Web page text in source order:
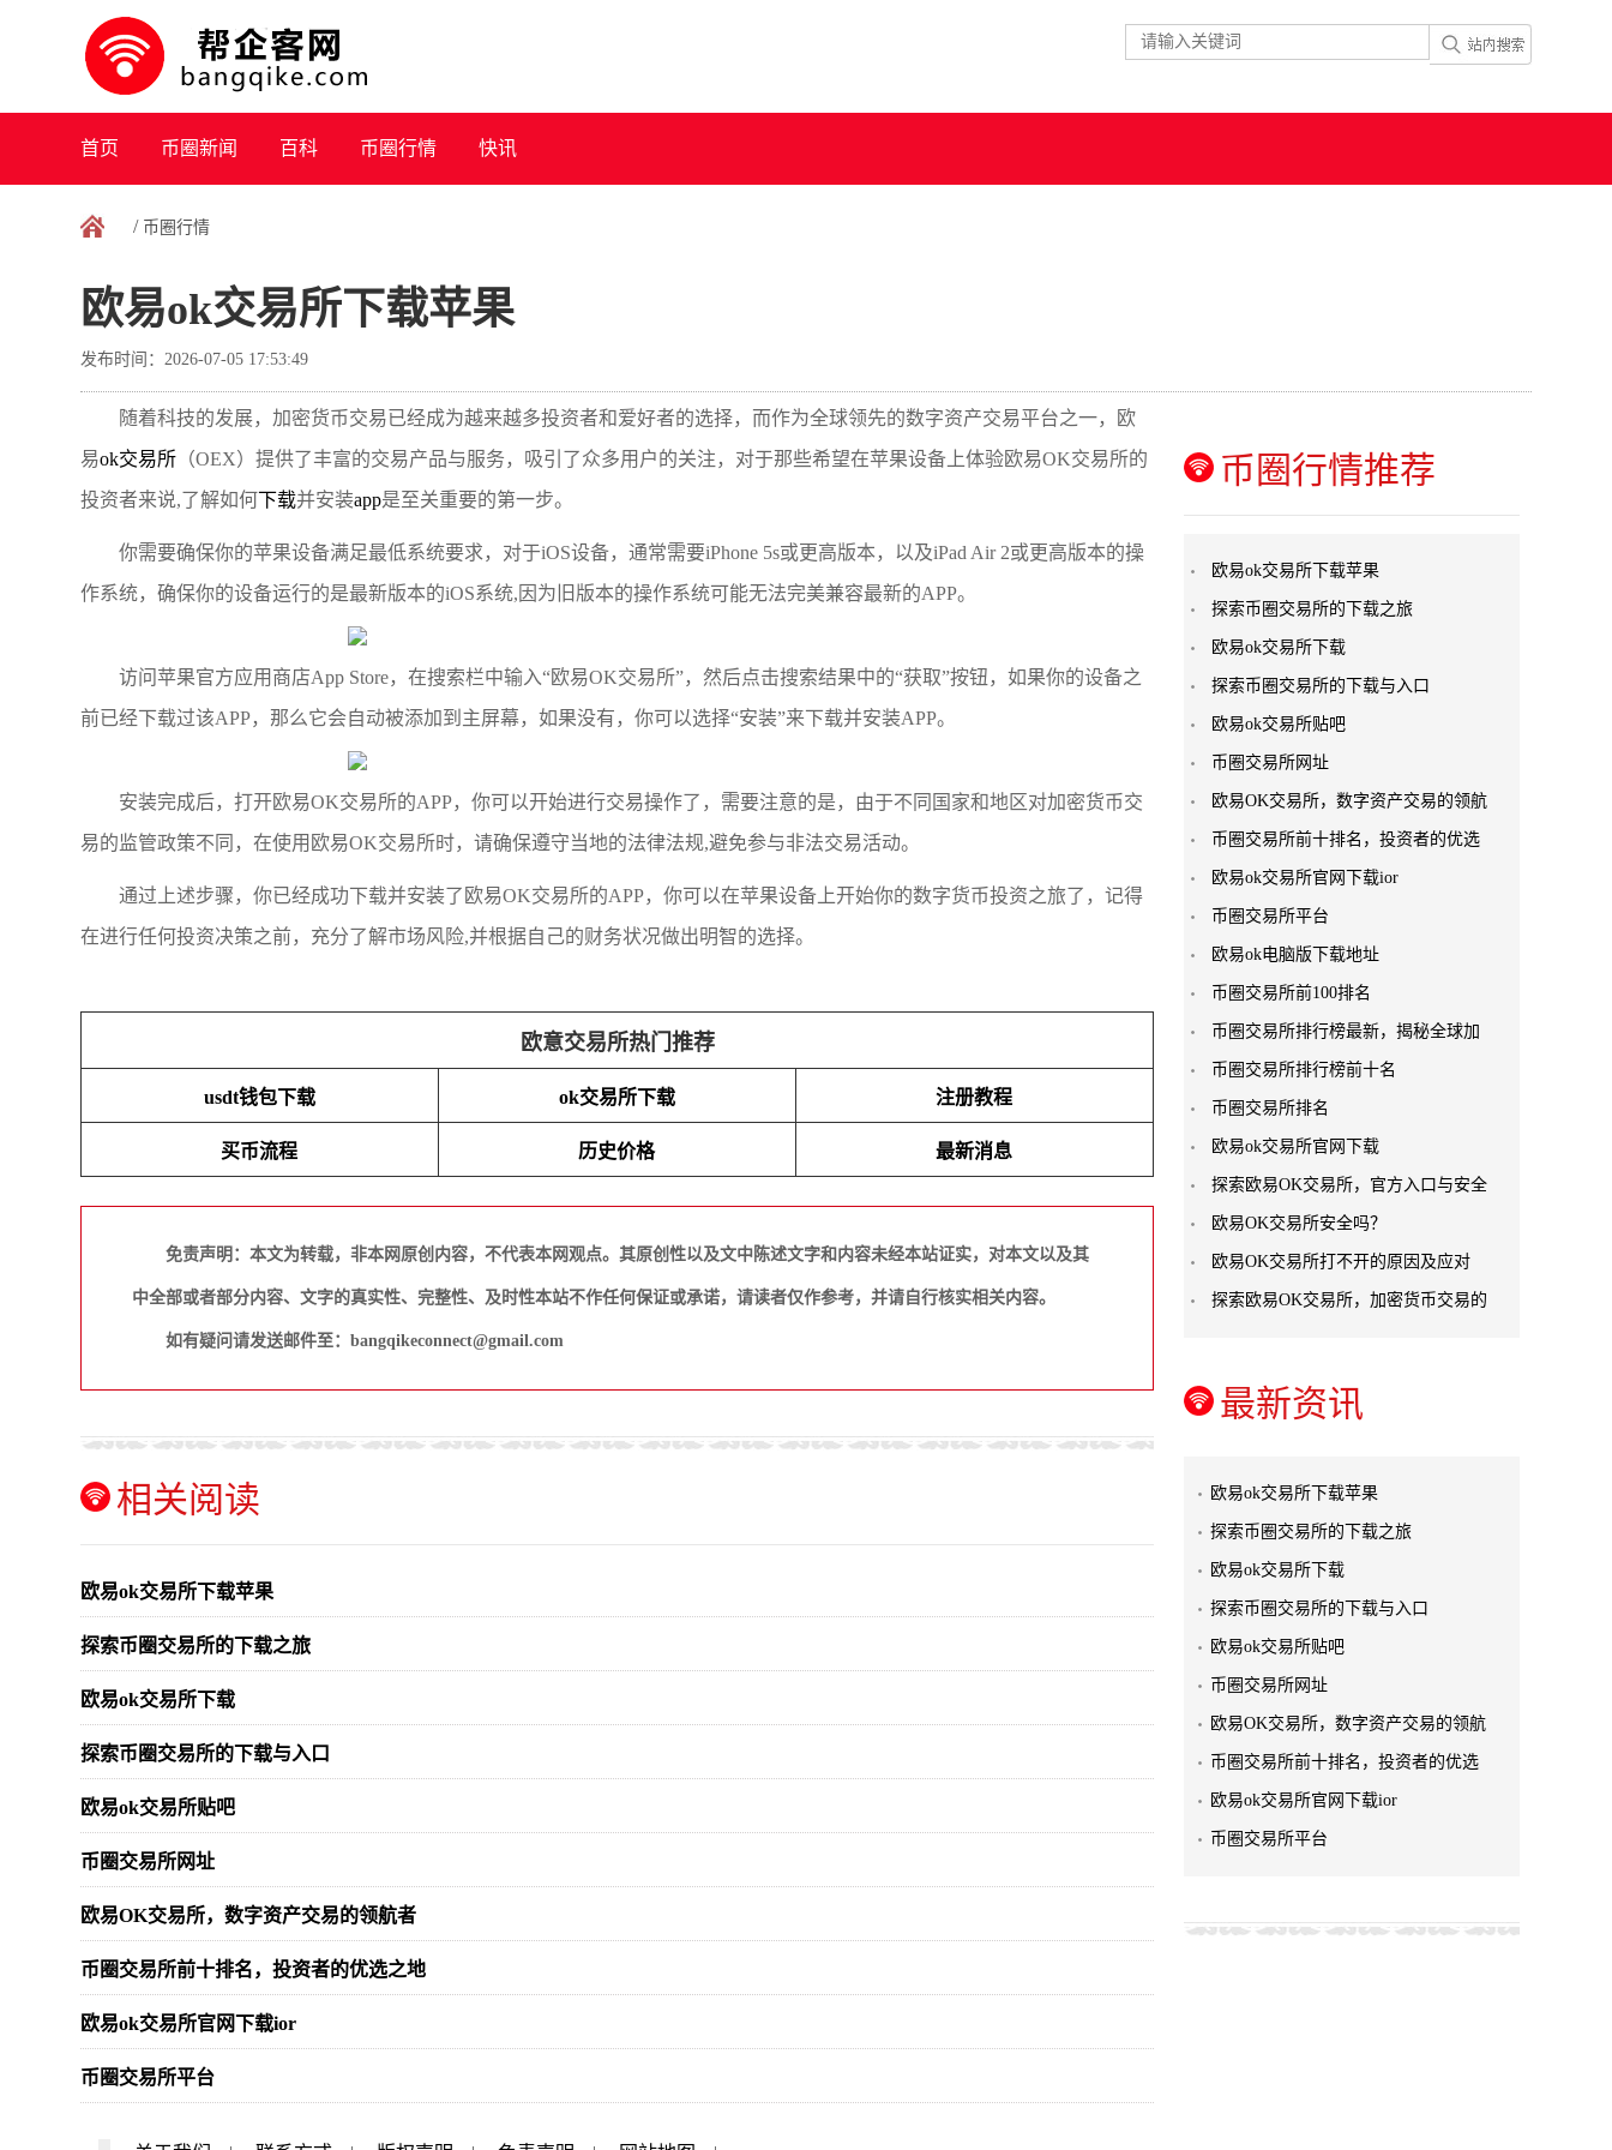
首页 币圈新闻 百科 币圈行情 快讯
/ 币圈行情
欧易ok交易所下载苹果
发布时间：2026-07-05 17:53:49
随着科技的发展，加密货币交易已经成为越来越多投资者和爱好者的选择，而作为全球领先的数字资产交易平台之一，欧
易ok交易所 （OEX）提供了丰富的交易产品与服务，吸引了众多用户的关注，对于那些希望在苹果设备上体验欧易OK交易所的
投资者来说,了解如何下载并安装app是至关重要的第一步。
你需要确保你的苹果设备满足最低系统要求，对于iOS设备，通常需要iPhone 5s或更高版本，以及iPad Air 2或更高版本的操
作系统，确保你的设备运行的是最新版本的iOS系统,因为旧版本的操作系统可能无法完美兼容最新的APP。
访问苹果官方应用商店App Store，在搜索栏中输入“欧易OK交易所”，然后点击搜索结果中的“获取”按钮，如果你的设备之
前已经下载过该APP，那么它会自动被添加到主屏幕，如果没有，你可以选择“安装”来下载并安装APP。
安装完成后，打开欧易OK交易所的APP，你可以开始进行交易操作了，需要注意的是，由于不同国家和地区对加密货币交
易的监管政策不同，在使用欧易OK交易所时，请确保遵守当地的法律法规,避免参与非法交易活动。
通过上述步骤，你已经成功下载并安装了欧易OK交易所的APP，你可以在苹果设备上开始你的数字货币投资之旅了，记得
在进行任何投资决策之前，充分了解市场风险,并根据自己的财务状况做出明智的选择。
欧意交易所热门推荐
usdt钱包下载 ok交易所下载 注册教程
买币流程 历史价格 最新消息
免责声明：本文为转载，非本网原创内容，不代表本网观点。其原创性以及文中陈述文字和内容未经本站证实，对本文以及其
中全部或者部分内容、文字的真实性、完整性、及时性本站不作任何保证或承诺，请读者仅作参考，并请自行核实相关内容。
如有疑问请发送邮件至：bangqikeconnect@gmail.com
相关阅读
欧易ok交易所下载苹果
探索币圈交易所的下载之旅
欧易ok交易所下载
探索币圈交易所的下载与入口
欧易ok交易所贴吧
币圈交易所网址
欧易OK交易所，数字资产交易的领航者
币圈交易所前十排名，投资者的优选之地
欧易ok交易所官网下载ior
币圈交易所平台
币圈行情推荐
欧易ok交易所下载苹果
探索币圈交易所的下载之旅
欧易ok交易所下载
探索币圈交易所的下载与入口
欧易ok交易所贴吧
币圈交易所网址
欧易OK交易所，数字资产交易的领航
币圈交易所前十排名，投资者的优选
欧易ok交易所官网下载ior
币圈交易所平台
欧易ok电脑版下载地址
币圈交易所前100排名
币圈交易所排行榜最新，揭秘全球加
币圈交易所排行榜前十名
币圈交易所排名
欧易ok交易所官网下载
探索欧易OK交易所，官方入口与安全
欧易OK交易所安全吗？
欧易OK交易所打不开的原因及应对
探索欧易OK交易所，加密货币交易的
最新资讯
欧易ok交易所下载苹果
探索币圈交易所的下载之旅
欧易ok交易所下载
探索币圈交易所的下载与入口
欧易ok交易所贴吧
币圈交易所网址
欧易OK交易所，数字资产交易的领航
币圈交易所前十排名，投资者的优选
欧易ok交易所官网下载ior
币圈交易所平台